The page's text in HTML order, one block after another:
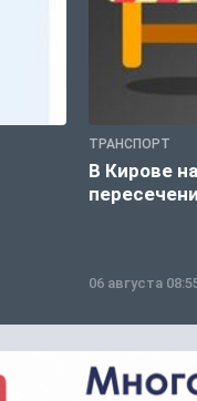
ТРАНСПОРТ
В Кирове
06 августа